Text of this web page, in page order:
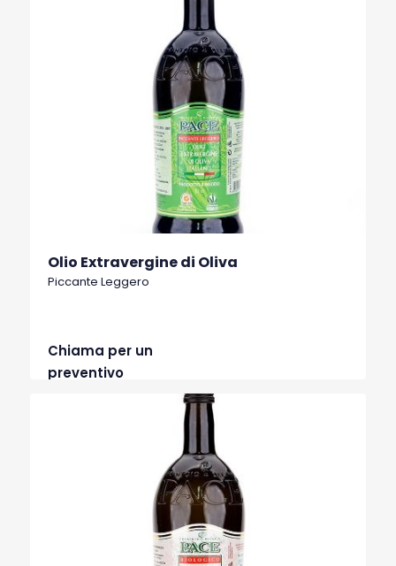
Olio Extravergine di Oliva
Piccante Leggero
Chiama per un
preventivo